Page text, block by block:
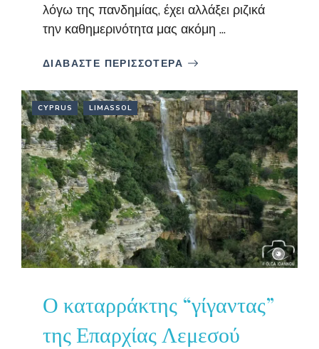
λόγω της πανδημίας, έχει αλλάξει ριζικά
την καθημερινότητα μας ακόμη ...
ΔΙΑΒΑΣΤΕ ΠΕΡΙΣΣΟΤΕΡΑ
CYPRUS LIMASSOL
Ο καταρράκτης “γίγαντας”
της Επαρχίας Λεμεσού